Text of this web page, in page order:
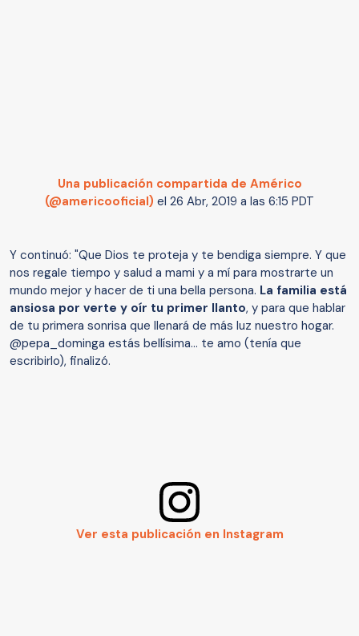
Una publicación compartida de Américo
(@americooficial) el 26 Abr, 2019 a las 6:15 PDT
Y continuó: "Que Dios te proteja y te bendiga siempre. Y que
nos regale tiempo y salud a mami y a mí para mostrarte un
mundo mejor y hacer de ti una bella persona. La familia está
ansiosa por verte y oír tu primer llanto, y para que hablar
de tu primera sonrisa que llenará de más luz nuestro hogar.
@pepa_dominga estás bellísima... te amo (tenía que
escribirlo), finalizó.
Ver esta publicación en Instagram